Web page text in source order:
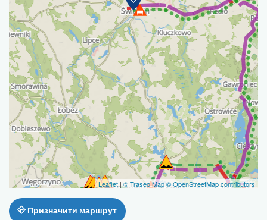
Leaflet | © Traseo Map© OpenStreetMap contributors
Призначити маршрут